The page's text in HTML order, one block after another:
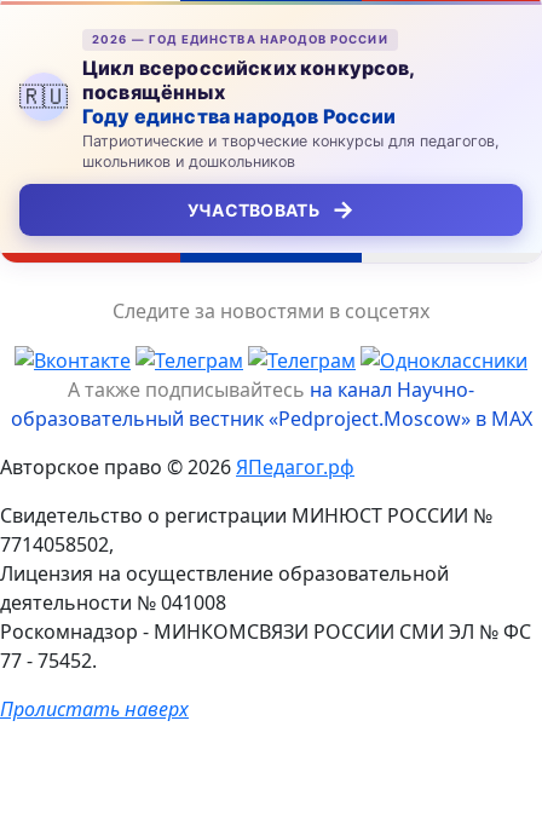
🇷🇺
2026 — ГОД ЕДИНСТВА НАРОДОВ РОССИИ
Цикл всероссийских конкурсов,
посвящённых
Году единства народов России
Патриотические и творческие конкурсы для педагогов,
школьников и дошкольников
УЧАСТВОВАТЬ →
Следите за новостями в соцсетях
А также подписывайтесь на канал Научно-
образовательный вестник «Pedproject.Moscow» в MAX
Авторское право © 2026ЯПедагог.рф
Свидетельство о регистрации МИНЮСТ РОССИИ №
7714058502,
Лицензия на осуществление образовательной
деятельности № 041008
Роскомнадзор - МИНКОМСВЯЗИ РОССИИ СМИ ЭЛ № ФС
77 - 75452.
Пролистать наверх